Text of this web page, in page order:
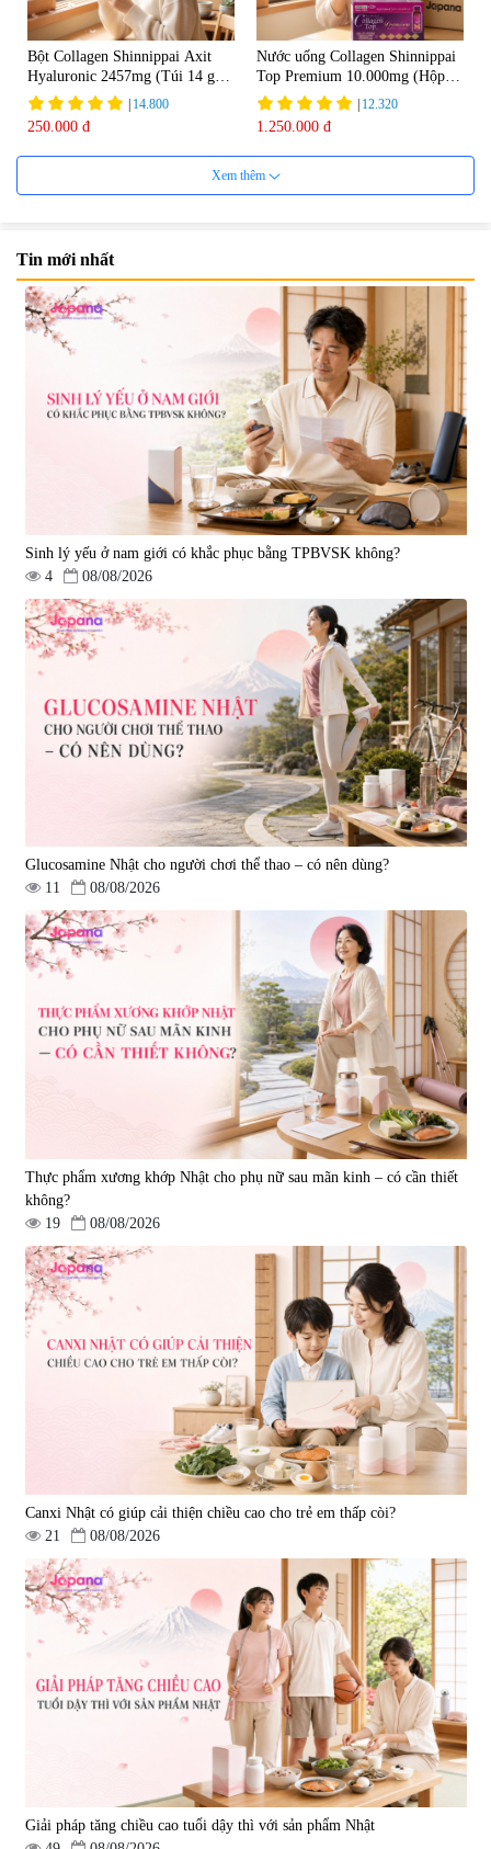
Bột Collagen Shinnippai Axit
Hyaluronic 2457mg (Túi 14 gói
x 3g) - Date 04/2027
| 14.800
250.000 đ
Nước uống Collagen Shinnippai
Top Premium 10.000mg (Hộp
10 chai x 50ml)
| 12.320
1.250.000 đ
Nước uống đẹp da Collagen
50ml)
789.120
1.200.000 đ
Nước uống Collagen Kaza Rose
Lady 5000mg (Hộp 10 chai x
50ml)
|67.440
950.000 đ
Nước uống Collagen Shinnippai
Top 5.000mg (Hộp 10 chai x
693.000 đ
Xem thêm
Tin mới nhất
Sinh lý yếu ở nam giới có khắc phục bằng TPBVSK không?
4
08/08/2026
Glucosamine Nhật cho người chơi thể thao – có nên dùng?
11
08/08/2026
Thực phẩm xương khớp Nhật cho phụ nữ sau mãn kinh – có cần thiết
không?
19
08/08/2026
Canxi Nhật có giúp cải thiện chiều cao cho trẻ em thấp còi?
21
08/08/2026
Giải pháp tăng chiều cao tuổi dậy thì với sản phẩm Nhật